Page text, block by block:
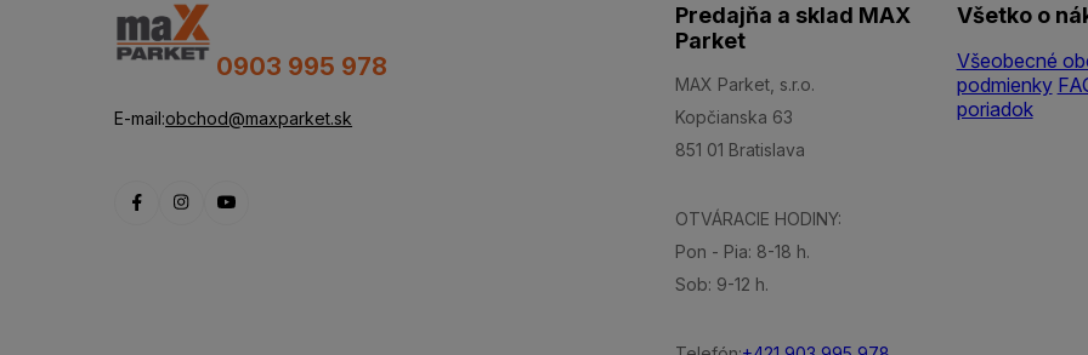
0903 995 978
E-mail:obchod@maxparket.sk
Predajňa a sklad MAX
Parket
MAX Parket, s.r.o.
Kopčianska 63
851 01 Bratislava
OTVÁRACIE HODINY:
Pon - Pia: 8-18 h.
Sob: 9-12 h.
Všetko o
Všeobecné
podmienky
poriadok